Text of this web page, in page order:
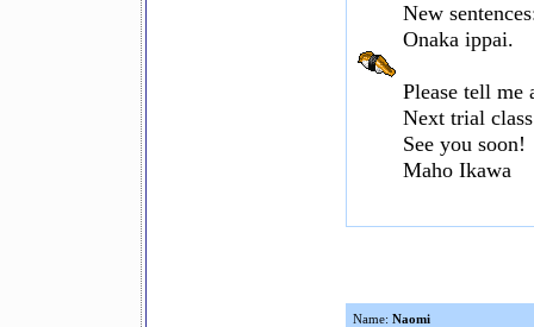
New
Onaka ippai.
Please tell me
Next trial
See you soon!
Maho Ikawa
Name: Naomi